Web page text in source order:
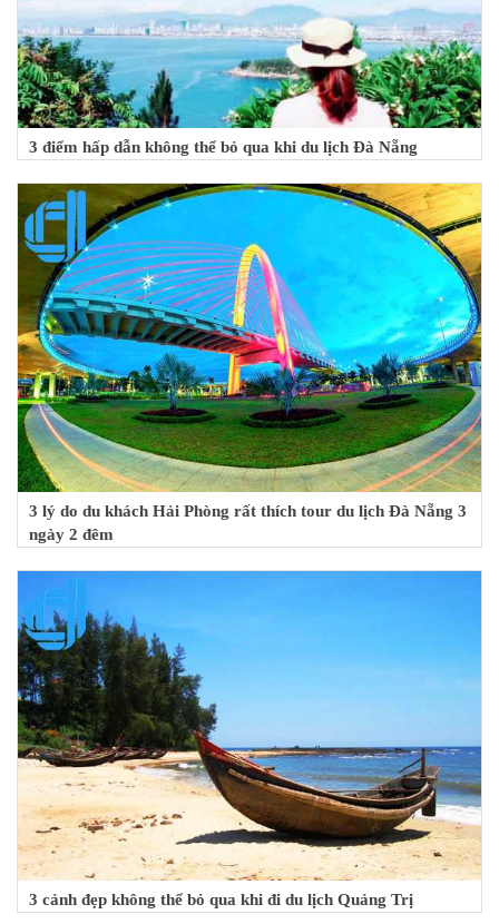
3 điểm hấp dẫn không thể bỏ qua khi du lịch Đà Nẵng
3 lý do du khách Hải Phòng rất thích tour du lịch Đà Nẵng 3
ngày 2 đêm
3 cảnh đẹp không thể bỏ qua khi đi du lịch Quảng Trị